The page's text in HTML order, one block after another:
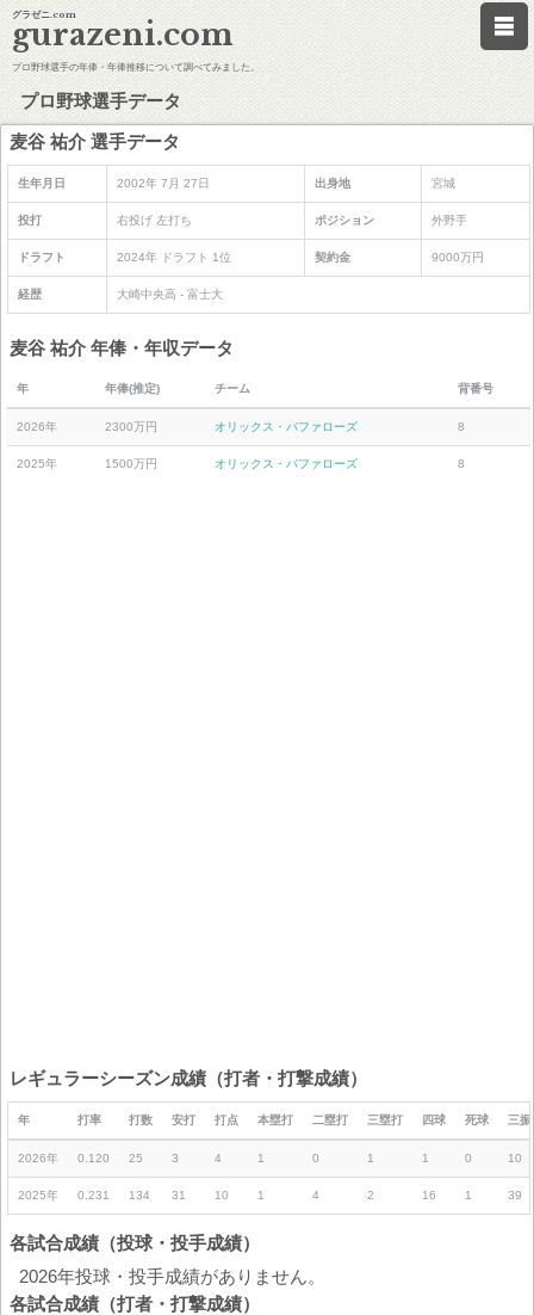
グラゼニ.com
gurazeni.com
プロ野球選手の年俸・年俸推移について調べてみました。
プロ野球選手データ
麦谷 祐介 選手データ
生年月日 2002年 7月 27日 出身地 宮城
投打 右投げ 左打ち ポジション 外野手
ドラフト 2024年 ドラフト 1位 契約金 9000万円
経歴 大崎中央高 - 富士大
麦谷 祐介 年俸・年収データ
年 年俸(推定) チーム 背番号
2026年 2300万円 オリックス・バファローズ 8
2025年 1500万円 オリックス・バファローズ 8
レギュラーシーズン成績（打者・打撃成績）
年 打率 打数 安打 打点 本塁打 二塁打 三塁打 四球 死球 三振
2026年 0.120 25 3 4 1 0 1 1 0 10
2025年 0.231 134 31 10 1 4 2 16 1 39
各試合成績（投球・投手成績）
2026年投球・投手成績がありません。
各試合成績（打者・打撃成績）